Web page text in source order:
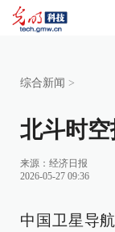
综合新闻 >
北斗时
来源： 经济日报
2026-05-27 09:36
中国卫星导